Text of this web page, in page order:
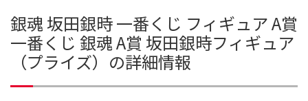
銀魂 坂田銀時 一番くじ フィギュア A賞
一番くじ 銀魂 A賞 坂田銀時フィギュア
（プライズ）の詳細情報